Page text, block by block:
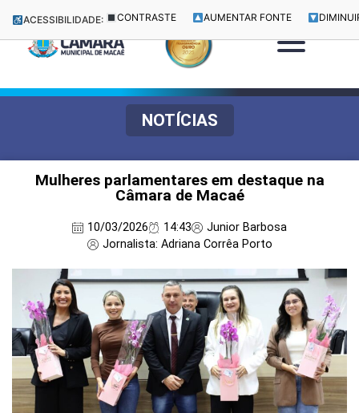
ACESSIBILIDADE: CONTRASTE AUMENTAR FONTE
NOTÍCIAS
Mulheres parlamentares em destaque na
Câmara de Macaé
10/03/2026 14:43
Junior Barbosa
Jornalista: Adriana Corrêa Porto